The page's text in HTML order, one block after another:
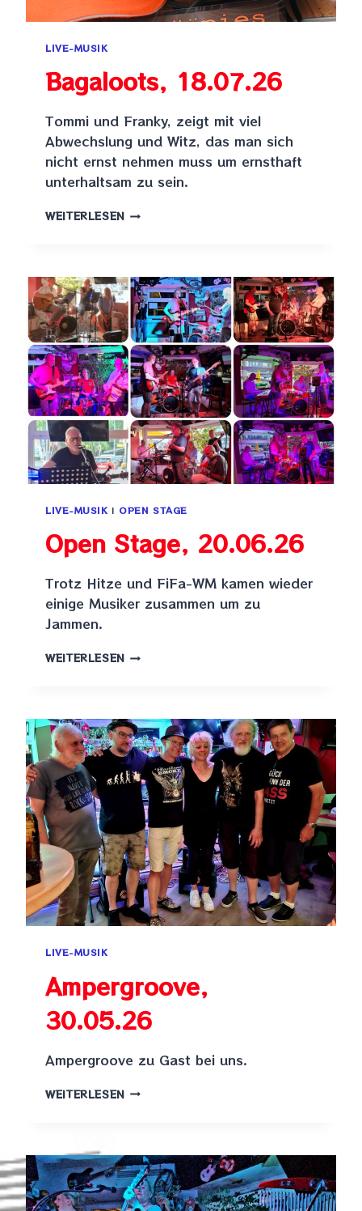
LIVE-MUSIK
Bagaloots, 18.07.26
Tommi und Franky, zeigt mit viel
Abwechslung und Witz, das man sich
nicht ernst nehmen muss um ernsthaft
unterhaltsam zu sein.
WEITERLESEN BAGALOOTS,
LIVE-MUSIK | OPEN STAGE
Open Stage, 20.06.26
Trotz Hitze und FiFa-WM kamen wieder
einige Musiker zusammen um zu
Jammen.
WEITERLESEN OPEN
LIVE-MUSIK
Ampergroove,
30.05.26
Ampergroove zu Gast bei uns.
WEITERLESEN AMPERGROOVE,